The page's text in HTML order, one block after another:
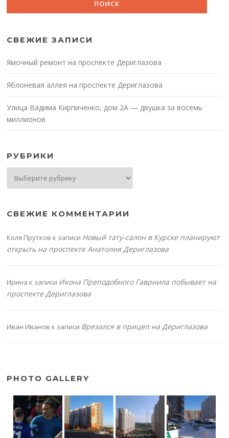
СВЕЖИЕ ЗАПИСИ
Ямочный ремонт на проспекте Дериглазова
Яблоневая аллея на проспекте Дериглазова
Улица Вадима Кирпиченко, дом 2А — двушка за восемь
миллионов
РУБРИКИ
СВЕЖИЕ КОММЕНТАРИИ
Коля Прутков к записи Новый тату-салон в Курске планируют
открыть на проспекте Анатолия Дериглазова
Ирина к записи Икона Преподобного Гавриила побывает на
проспекте Дериглазова
Иван Иванов к записи Врезался в прицеп на Дериглазова
PHOTO GALLERY